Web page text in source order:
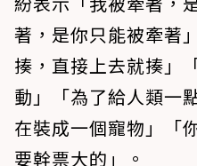
著，是你只能被牽著
揍，直接上去就揍」
動」「為了給人類一
在裝成一個寵物」「
要幹票大的」。